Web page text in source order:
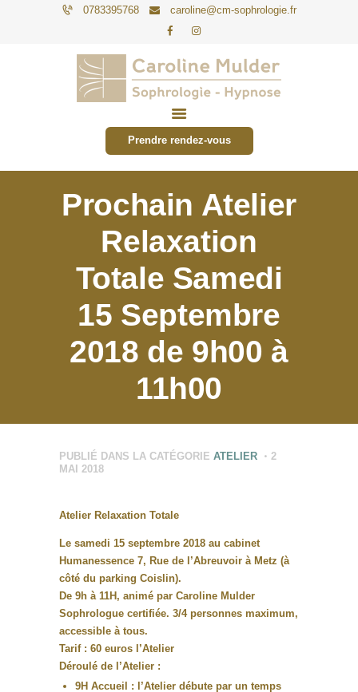
0783395768 caroline@cm-sophrologie.fr
Prendre rendez-vous
Prochain Atelier
Relaxation
Totale Samedi
15 Septembre
2018 de 9h00 à
11h00
PARTICULIERS
ENTREPRISES
TARIFS
ACTUALITÉS
CONTACT
PUBLIÉ DANS LA CATÉGORIE ATELIER
2
MAI 2018
Atelier Relaxation Totale
Le samedi 15 septembre 2018 au cabinet
Humanessence 7, Rue de l’Abreuvoir à Metz (à
côté du parking Coislin).
De 9h à 11H, animé par Caroline Mulder
Sophrologue certifiée. 3/4 personnes maximum,
accessible à tous.
Tarif : 60 euros l’Atelier
Déroulé de l’Atelier :
9H Accueil : l’Atelier débute par un temps